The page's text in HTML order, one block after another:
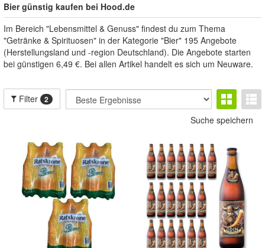
Bier günstig kaufen bei Hood.de
Im Bereich "Lebensmittel & Genuss" findest du zum Thema
"Getränke & Spirituosen" in der Kategorie "Bier" 195 Angebote
(Herstellungsland und -region Deutschland). Die Angebote starten
bei günstigen 6,49 €. Bei allen Artikel handelt es sich um Neuware.
Filter 2
Suche speichern